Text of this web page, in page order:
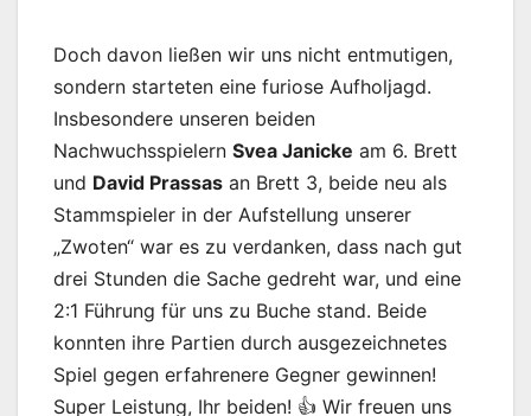
Doch davon ließen wir uns nicht entmutigen,
sondern starteten eine furiose Aufholjagd.
Insbesondere unseren beiden
Nachwuchsspielern Svea Janicke am 6. Brett
und David Prassas an Brett 3, beide neu als
Stammspieler in der Aufstellung unserer
„Zwoten“ war es zu verdanken, dass nach gut
drei Stunden die Sache gedreht war, und eine
2:1 Führung für uns zu Buche stand. Beide
konnten ihre Partien durch ausgezeichnetes
Spiel gegen erfahrenere Gegner gewinnen!
Super Leistung, Ihr beiden! 👍 Wir freuen uns